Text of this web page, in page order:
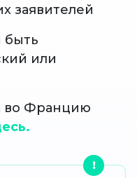
заявителей
быть
или
во Францию